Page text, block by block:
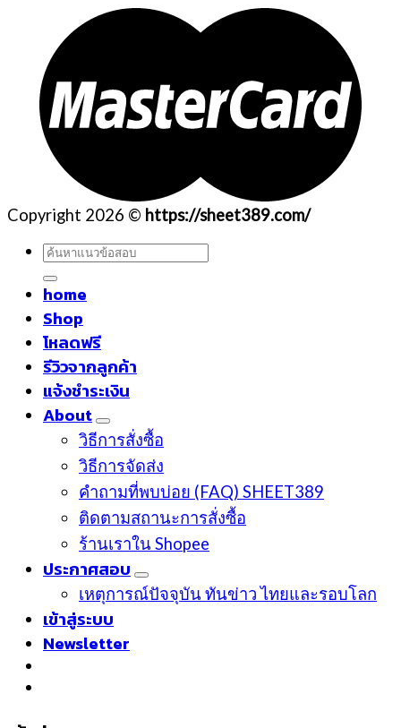
Copyright 2026 © https://sheet389.com/
ค้นหา:
home
Shop
โหลดฟรี
รีวิวจากลูกค้า
แจ้งชำระเงิน
About
วิธีการสั่งซื้อ
วิธีการจัดส่ง
คำถามที่พบบ่อย (FAQ) SHEET389
ติดตามสถานะการสั่งซื้อ
ร้านเราใน Shopee
ประกาศสอบ
เหตุการณ์ปัจจุบัน ทันข่าว ไทยและรอบโลก
เข้าสู่ระบบ
Newsletter